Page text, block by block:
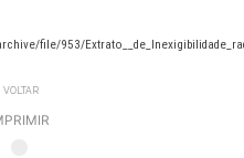
file/953/
VOLTAR